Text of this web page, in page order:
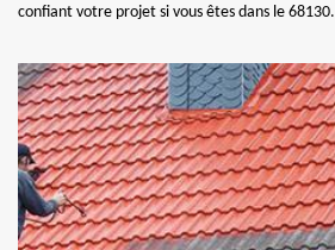
confiant votre projet si vous êtes dans le 68130.